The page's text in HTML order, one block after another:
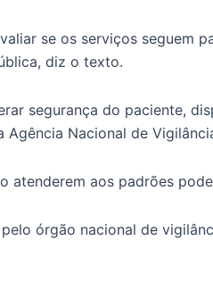
se os serviços seguem
diz o texto.
segurança do paciente,
Nacional de
atenderem aos padrões
órgão nacional de